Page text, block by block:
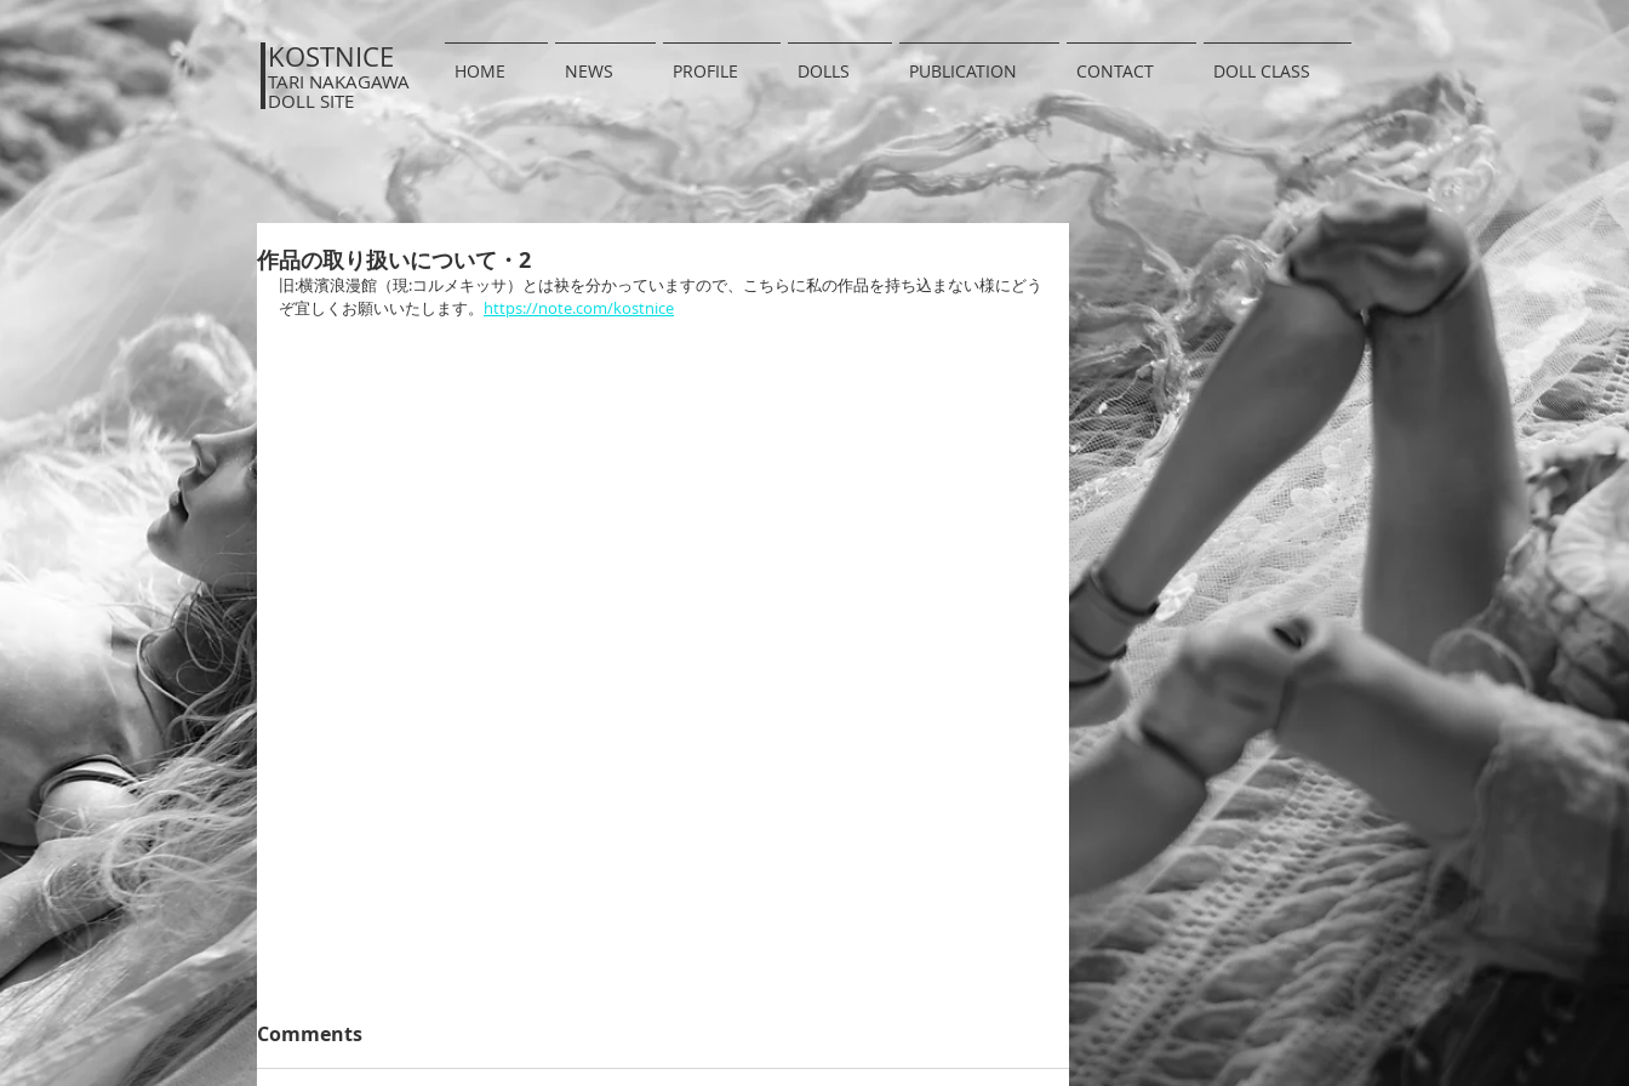
KOSTNICE
TARI NAKAGAWA
DOLL SITE
HOME NEWS PROFILE DOLLS PUBLICATION CONTACT DOLL CLASS
作品の取り扱いについて・2
旧:横濱浪漫館（現:コルメキッサ）とは袂を分かっていますので、こちらに私の作品を持ち込まない様にどう
ぞ宜しくお願いいたします。 https://note.com/kostnice
Comments